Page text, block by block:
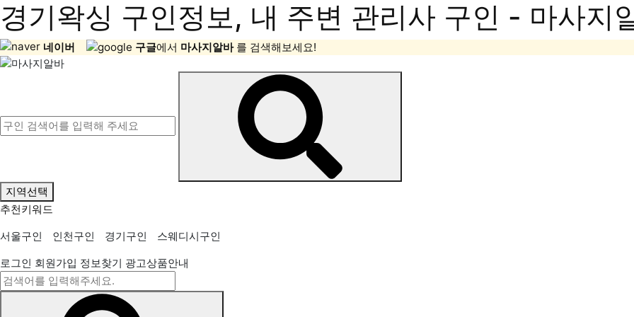
경기왁싱 구인정보, 내 주변 관리사 구인 - 마사지
네이버 구글에서 마사지알바 를 검색해보세요!
지역선택
추천키워드
서울구인
인천구인 경기구인
스웨디시구인
로그인 회원가입 정보찾기 광고상품안내